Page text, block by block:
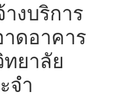
งบริการ
ดอาคาร
ยาลัย
จำ